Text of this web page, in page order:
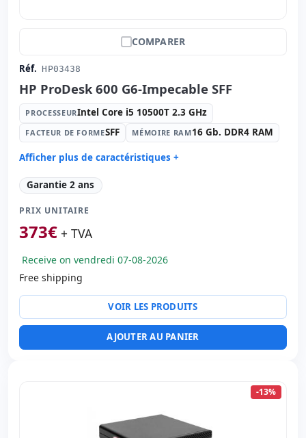
COMPARER
Réf. HP03438
HP ProDesk 600 G6-Impecable SFF
PROCESSEURIntel Core i5 10500T 2.3 GHz
FACTEUR DE FORMESFF MÉMOIRE RAM16 Gb. DDR4 RAM
Afficher plus de caractéristiques +
Processeur: Intel Core i5 10500T 2.3 GHz.
Facteur de forme:
Mémoire RAM:
Disque dur: 512 Gb. SSD M2
Son: Realtek HDA
Réseau: Intel Ethernet Connection I219-LM
Système opératif: Windows 11 Pro
Série · 2x USB 2.0 · 2x PS2 · 7x USB 3.0 · USB-C
Connectivité: RJ-45
Garantie 2 ans
PRIX UNITAIRE
373€ + TVA
Receive on vendredi 07-08-2026
Free shipping
VOIR LES PRODUITS
AJOUTER AU PANIER
-13%